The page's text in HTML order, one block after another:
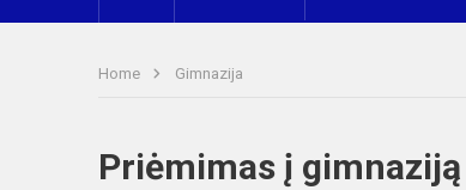
Home Gimnazija
Priėmimas į